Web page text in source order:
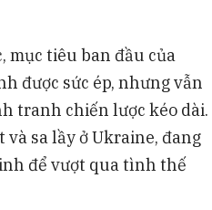
mục tiêu ban đầu của
được sức ép, nhưng vẫn
tranh chiến lược kéo dài.
sa lầy ở Ukraine, đang
để vượt qua tình thế